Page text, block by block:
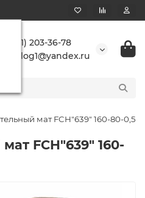
+7 (861) 203-36-78
buranlog1@yandex.ru
мат FCH"639" 160-80-0,5
FCH"639" 160-